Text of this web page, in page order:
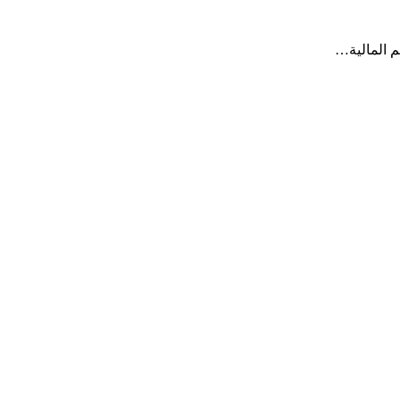
المالية…